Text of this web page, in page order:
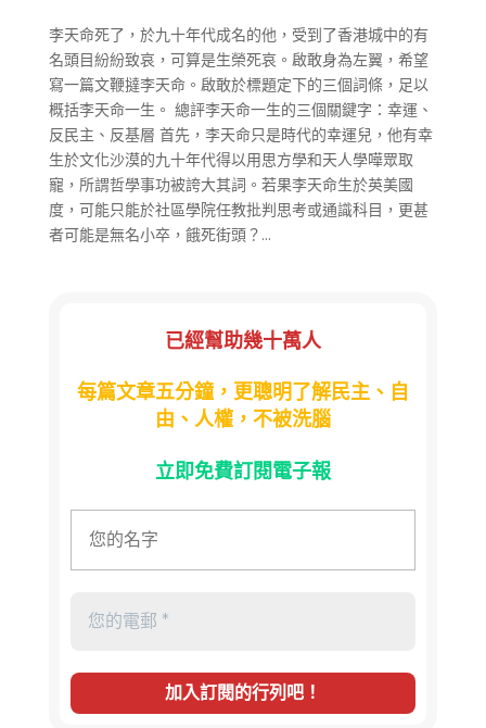
李天命死了，於九十年代成名的他，受到了香港城中的有
名頭目紛紛致哀，可算是生榮死哀。啟敢身為左翼，希望
寫一篇文鞭撻李天命。啟敢於標題定下的三個詞條，足以
概括李天命一生。 總評李天命一生的三個關鍵字：幸運、
反民主、反基層 首先，李天命只是時代的幸運兒，他有幸
生於文化沙漠的九十年代得以用思方學和天人學嘩眾取
寵，所謂哲學事功被誇大其詞。若果李天命生於英美國
度，可能只能於社區學院任教批判思考或通識科目，更甚
者可能是無名小卒，餓死街頭？...
已經幫助幾十萬人
每篇文章五分鐘，更聰明了解民主、自
由、人權，不被洗腦
立即免費訂閱電子報